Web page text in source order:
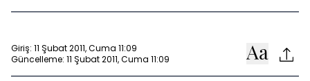
Giriş: 11 Şubat 2011, Cuma 11:09
Güncelleme: 11 Şubat 2011, Cuma 11:09